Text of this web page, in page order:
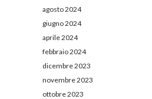
agosto 2024
giugno 2024
aprile 2024
febbraio 2024
dicembre 2023
novembre 2023
ottobre 2023